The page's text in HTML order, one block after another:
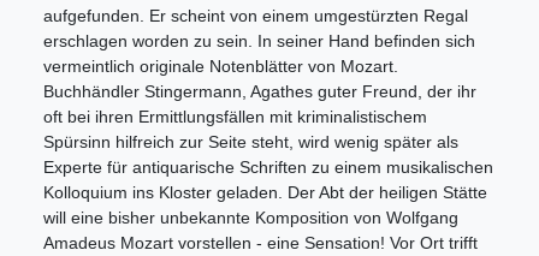
aufgefunden. Er scheint von einem umgestürzten Regal
erschlagen worden zu sein. In seiner Hand befinden sich
vermeintlich originale Notenblätter von Mozart.
Buchhändler Stingermann, Agathes guter Freund, der ihr
oft bei ihren Ermittlungsfällen mit kriminalistischem
Spürsinn hilfreich zur Seite steht, wird wenig später als
Experte für antiquarische Schriften zu einem musikalischen
Kolloquium ins Kloster geladen. Der Abt der heiligen Stätte
will eine bisher unbekannte Komposition von Wolfgang
Amadeus Mozart vorstellen - eine Sensation! Vor Ort trifft